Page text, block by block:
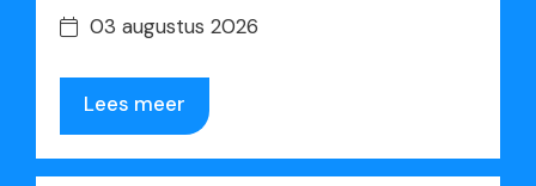
03 augustus 2026
Lees meer